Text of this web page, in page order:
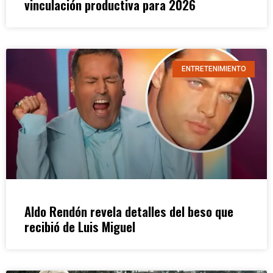
vinculación productiva para 2026
ENTRETENIMIENTO
Aldo Rendón revela detalles del beso que
recibió de Luis Miguel